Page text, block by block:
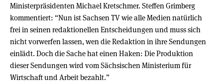
Ministerpräsidenten Michael Kretschmer. Steffen Grimberg
kommentiert: “Nun ist Sachsen TV wie alle Medien natürlich
frei in seinen redaktionellen Entscheidungen und muss sich
nicht vorwerfen lassen, wen die Redaktion in ihre Sendungen
einlädt. Doch die Sache hat einen Haken: Die Produktion
dieser Sendungen wird vom Sächsischen Ministerium für
Wirtschaft und Arbeit bezahlt.”